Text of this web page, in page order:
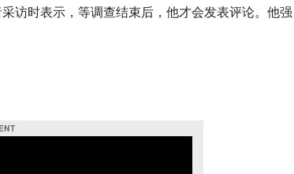
访时表示，等调查结束后，他才会发表评论。他强